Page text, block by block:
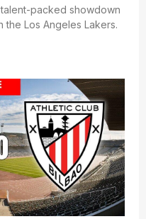
packed showdown
the Los Angeles Lakers.